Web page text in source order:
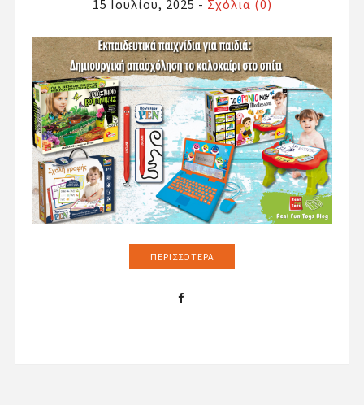
15 Ιουλίου, 2025 - Σχόλια (0)
ΠΕΡΙΣΣΌΤΕΡΑ